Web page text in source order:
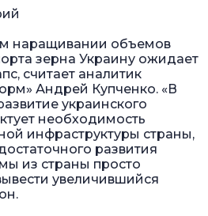
наращивании объемов
зерна Украину ожидает
считает аналитик
Андрей Купченко. «В
украинского
необходимость
инфраструктуры страны,
развития
из страны просто
увеличившийся